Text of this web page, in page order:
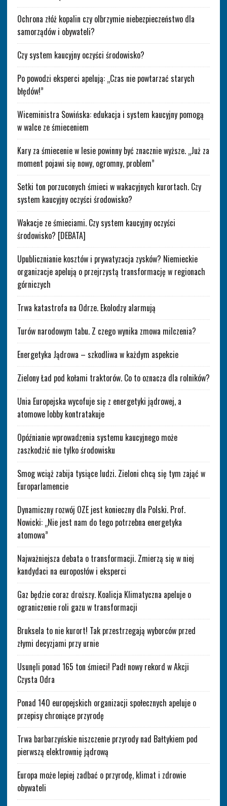
Ochrona złóż kopalin czy olbrzymie niebezpieczeństwo dla
samorządów i obywateli?
Czy system kaucyjny oczyści środowisko?
Po powodzi eksperci apelują: „Czas nie powtarzać starych
błędów!”
Wiceministra Sowińska: edukacja i system kaucyjny pomogą
w walce ze śmieceniem
Kary za śmiecenie w lesie powinny być znacznie wyższe. „Już za
moment pojawi się nowy, ogromny, problem”
Setki ton porzuconych śmieci w wakacyjnych kurortach. Czy
system kaucyjny oczyści środowisko?
Wakacje ze śmieciami. Czy system kaucyjny oczyści
środowisko? [DEBATA]
Upublicznianie kosztów i prywatyzacja zysków? Niemieckie
organizacje apelują o przejrzystą transformację w regionach
górniczych
Trwa katastrofa na Odrze. Ekolodzy alarmują
Turów narodowym tabu. Z czego wynika zmowa milczenia?
Energetyka Jądrowa – szkodliwa w każdym aspekcie
Zielony Ład pod kołami traktorów. Co to oznacza dla rolników?
Unia Europejska wycofuje się z energetyki jądrowej, a
atomowe lobby kontratakuje
Opóźnianie wprowadzenia systemu kaucyjnego może
zaszkodzić nie tylko środowisku
Smog wciąż zabija tysiące ludzi. Zieloni chcą się tym zająć w
Europarlamencie
Dynamiczny rozwój OZE jest konieczny dla Polski. Prof.
Nowicki: „Nie jest nam do tego potrzebna energetyka
atomowa”
Najważniejsza debata o transformacji. Zmierzą się w niej
kandydaci na europosłów i eksperci
Gaz będzie coraz droższy. Koalicja Klimatyczna apeluje o
ograniczenie roli gazu w transformacji
Bruksela to nie kurort! Tak przestrzegają wyborców przed
złymi decyzjami przy urnie
Usunęli ponad 165 ton śmieci! Padł nowy rekord w Akcji
Czysta Odra
Ponad 140 europejskich organizacji społecznych apeluje o
przepisy chroniące przyrodę
Trwa barbarzyńskie niszczenie przyrody nad Bałtykiem pod
pierwszą elektrownię jądrową
Europa może lepiej zadbać o przyrodę, klimat i zdrowie
obywateli